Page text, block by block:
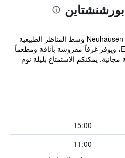
يقع هذا الفندق ذو الـ 4 نجوم في Neuhausen وسط المناظر الطبيعية
الخلابة لسلسلة جبال Erzgebirge، ويوفر غرفاً مفروشة بأناقة ومطعماً
يمكنكم الاستمتاع بليلة نوم
15:00
11:00